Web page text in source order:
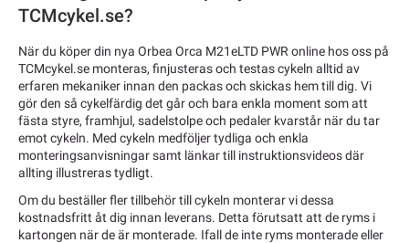
TCMcykel.se?
När du köper din nya Orbea Orca M21eLTD PWR online hos oss på
TCMcykel.se monteras, finjusteras och testas cykeln alltid av
erfaren mekaniker innan den packas och skickas hem till dig. Vi
gör den så cykelfärdig det går och bara enkla moment som att
fästa styre, framhjul, sadelstolpe och pedaler kvarstår när du tar
emot cykeln. Med cykeln medföljer tydliga och enkla
monteringsanvisningar samt länkar till instruktionsvideos där
allting illustreras tydligt.
Om du beställer fler tillbehör till cykeln monterar vi dessa
kostnadsfritt åt dig innan leverans. Detta förutsatt att de ryms i
kartongen när de är monterade. Ifall de inte ryms monterade eller